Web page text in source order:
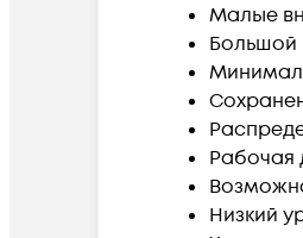
Малые
Большой
Рабочая
Низкий